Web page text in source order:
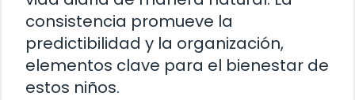
consistencia promueve la
predictibilidad y la organización,
elementos clave para el bienestar de
estos niños.